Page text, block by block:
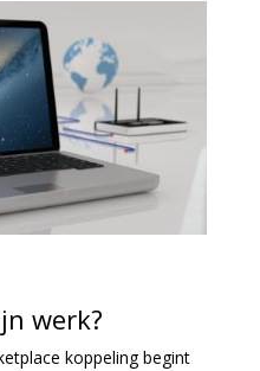
werk?
koppeling begint